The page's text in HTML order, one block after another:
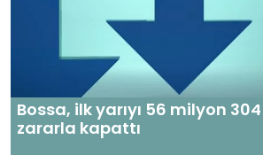
Bossa, ilk yarıyı 56 milyon
zararla kapattı